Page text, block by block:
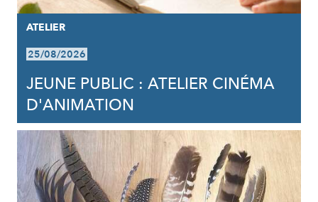
ATELIER
25/08/2026
JEUNE PUBLIC : ATELIER CINÉMA
D'ANIMATION